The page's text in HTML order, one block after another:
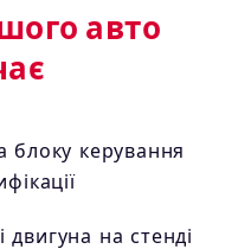
авто
блоку керування
на стенді